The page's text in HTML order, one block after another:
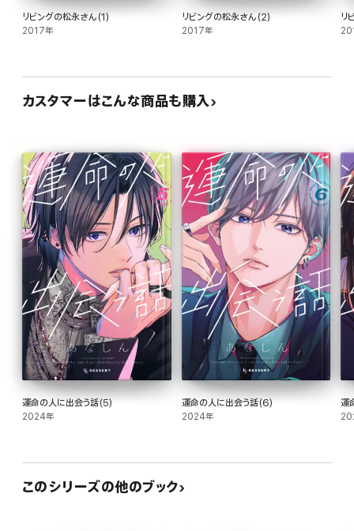
リビングの松永さん(1)
2017年
リビングの松永さん(2)
2017年
リ
カスタマーはこんな商品も購入
運命の人に出会う話(5)
2024年
運命の人に出会う話(6)
2024年
運
このシリーズの他のブック